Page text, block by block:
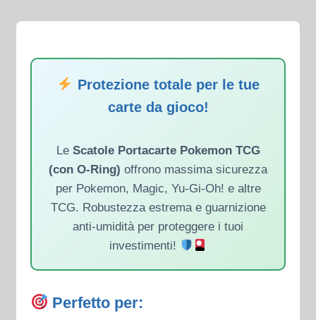
Protezione totale per le tue
carte da gioco!
Le Scatole Portacarte Pokemon TCG
(con O-Ring) offrono massima sicurezza
per Pokemon, Magic, Yu-Gi-Oh! e altre
TCG. Robustezza estrema e guarnizione
anti-umidità per proteggere i tuoi
investimenti!
Perfetto per: